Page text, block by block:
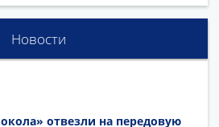
Новости
отвезли на передовую